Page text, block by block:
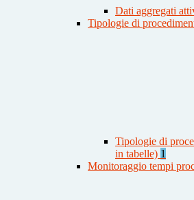
Dati aggregati
Tipologie di
Tipologie di
in tabelle) 1
Monitoraggio tempi